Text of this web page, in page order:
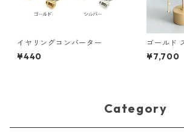
イヤリングコンバーター
¥440
ゴールド
¥7,700
Category